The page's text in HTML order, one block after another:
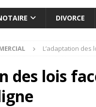
DIVORCE
L’adaptation des
des lois